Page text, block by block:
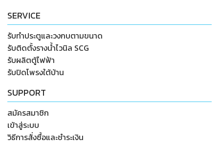
SERVICE
รับทำประตูและวงกบตามขนาด
รับติดตั้งรางน้ำไวนิล SCG
รับผลิตตู้ไฟฟ้า
รับปิดโพรงใต้บ้าน
SUPPORT
สมัครสมาชิก
เข้าสู่ระบบ
วิธีการสั่งซื้อและชำระเงิน